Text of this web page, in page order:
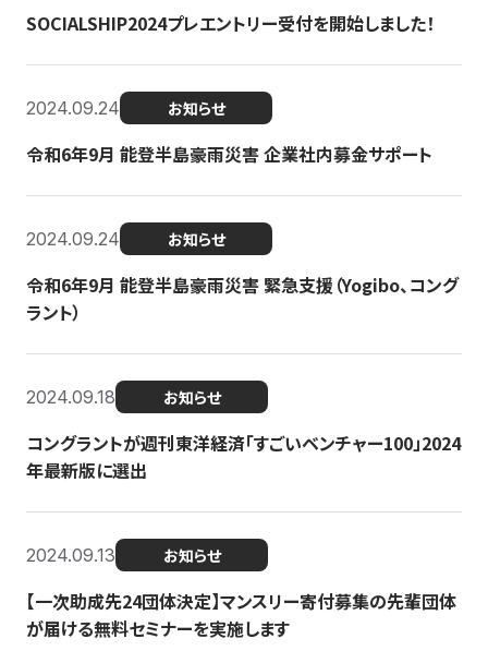
SOCIALSHIP2024プレエントリー受付を開始しました！
2024.09.24 お知らせ
令和6年9月 能登半島豪雨災害 企業社内募金サポート
2024.09.24 お知らせ
令和6年9月 能登半島豪雨災害 緊急支援（Yogibo、コング
ラント）
2024.09.18 お知らせ
コングラントが週刊東洋経済「すごいベンチャー100」2024
年最新版に選出
2024.09.13 お知らせ
【一次助成先24団体決定】マンスリー寄付募集の先輩団体
が届ける無料セミナーを実施します